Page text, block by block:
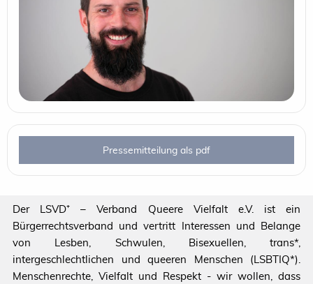
Pressemitteilung als pdf
Der LSVD⁺ – Verband Queere Vielfalt e.V. ist ein
Bürgerrechtsverband und vertritt Interessen und Belange
von Lesben, Schwulen, Bisexuellen, trans*,
intergeschlechtlichen und queeren Menschen (LSBTIQ*).
Menschenrechte, Vielfalt und Respekt - wir wollen, dass